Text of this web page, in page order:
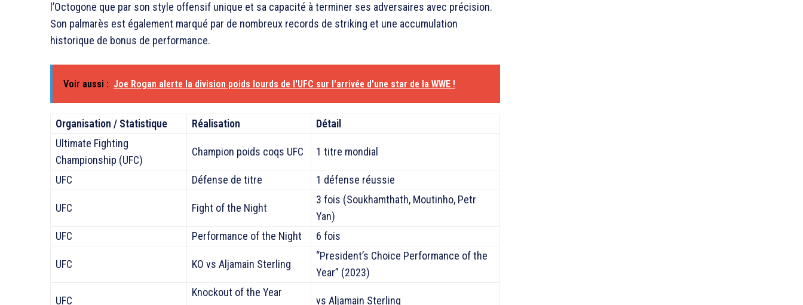
l’Octogone que par son style offensif unique et sa capacité à terminer ses adversaires avec précision.
Son palmarès est également marqué par de nombreux records de striking et une accumulation
historique de bonus de performance.
Voir aussi : Joe Rogan alerte la division poids lourds de l'UFC sur l'arrivée d'une star de la WWE !
Organisation / Statistique Réalisation
Détail
Ultimate Fighting
Championship (UFC)
Champion poids coqs UFC 1 titre mondial
UFC Défense de titre 1 défense réussie
UFC Fight of the Night
3 fois (Soukhamthath, Moutinho, Petr
Yan)
UFC
Performance of the Night 6 fois
UFC KO vs Aljamain Sterling
“President’s Choice Performance of the
Year” (2023)
UFC
Knockout of the Year
vs Aljamain Sterling